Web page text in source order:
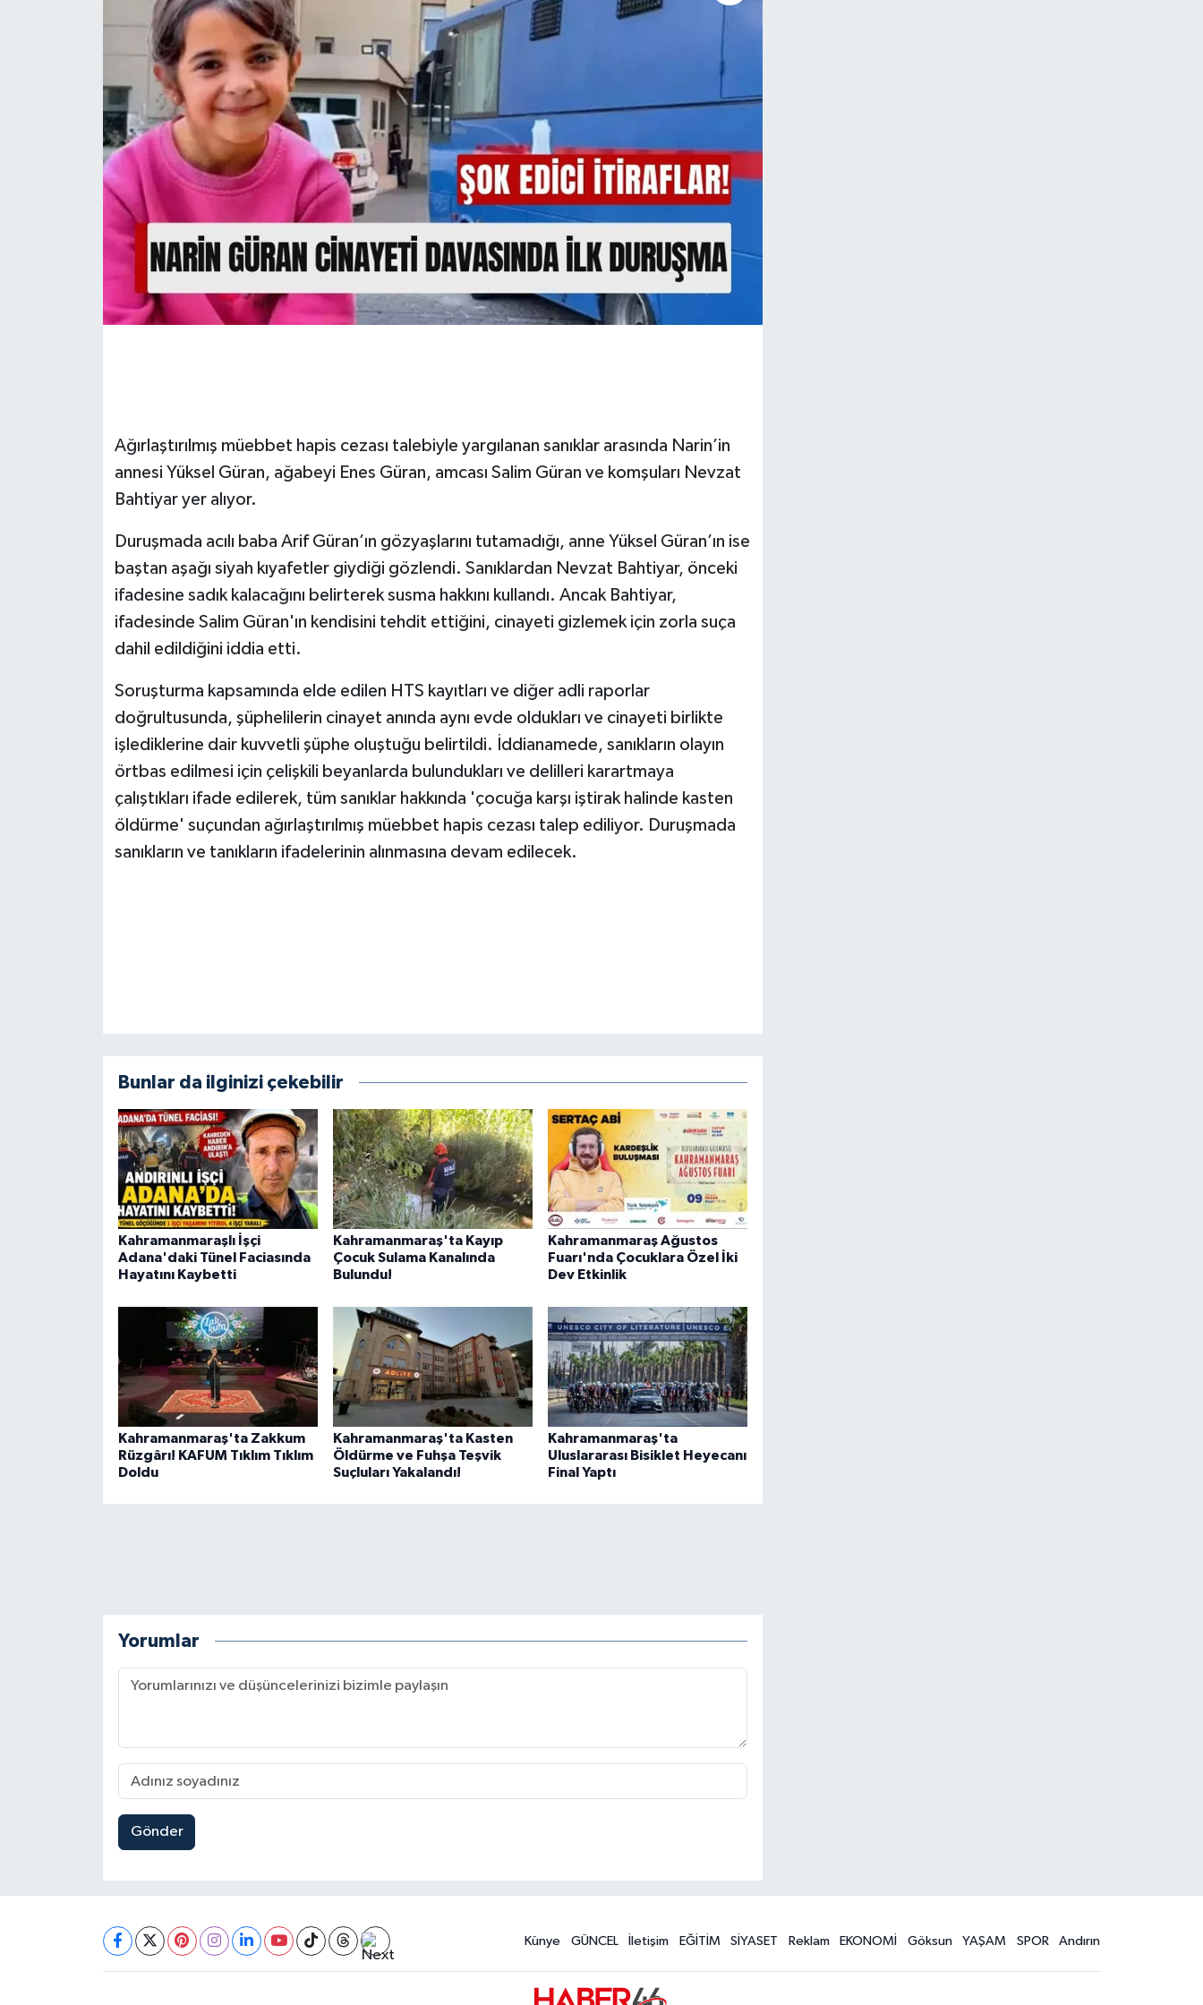
Ağırlaştırılmış müebbet hapis cezası talebiyle yargılanan sanıklar arasında Narin’in
annesi Yüksel Güran, ağabeyi Enes Güran, amcası Salim Güran ve komşuları Nevzat
Bahtiyar yer alıyor.
Duruşmada acılı baba Arif Güran’ın gözyaşlarını tutamadığı, anne Yüksel Güran’ın ise
baştan aşağı siyah kıyafetler giydiği gözlendi. Sanıklardan Nevzat Bahtiyar, önceki
ifadesine sadık kalacağını belirterek susma hakkını kullandı. Ancak Bahtiyar,
ifadesinde Salim Güran'ın kendisini tehdit ettiğini, cinayeti gizlemek için zorla suça
dahil edildiğini iddia etti.
Soruşturma kapsamında elde edilen HTS kayıtları ve diğer adli raporlar
doğrultusunda, şüphelilerin cinayet anında aynı evde oldukları ve cinayeti birlikte
işlediklerine dair kuvvetli şüphe oluştuğu belirtildi. İddianamede, sanıkların olayın
örtbas edilmesi için çelişkili beyanlarda bulundukları ve delilleri karartmaya
çalıştıkları ifade edilerek, tüm sanıklar hakkında 'çocuğa karşı iştirak halinde kasten
öldürme' suçundan ağırlaştırılmış müebbet hapis cezası talep ediliyor. Duruşmada
sanıkların ve tanıkların ifadelerinin alınmasına devam edilecek.
Bunlar da ilginizi çekebilir
Kahramanmaraşlı İşçi
Adana'daki Tünel Faciasında
Hayatını Kaybetti
Kahramanmaraş'ta Kayıp
Çocuk Sulama Kanalında
Bulundu!
Kahramanmaraş Ağustos
Fuarı'nda Çocuklara Özel İki
Dev Etkinlik
Kahramanmaraş'ta Zakkum
Rüzgârı! KAFUM Tıklım Tıklım
Doldu
Kahramanmaraş'ta Kasten
Öldürme ve Fuhşa Teşvik
Suçluları Yakalandı!
Kahramanmaraş'ta
Uluslararası Bisiklet Heyecanı
Final Yaptı
Yorumlar
Gönder
Künye GÜNCEL İletişim EĞİTİM SİYASET Reklam EKONOMİ Göksun YAŞAM SPOR Andırın
İLÇE HABERLERİ
KÜLTÜR-SANAT
ROPORTAJ
KADIN-AİLE
SEÇİM 2011
BİLİMNET
SİVİL TOPLUM
KİM KİMDİR
ÇEK GÖNDER
HEDEF2020
BÖLGEDEN
BİLİM TEKNOLOJİ
SEÇİM 2015
BİLİM VE TEKNOLOJİ
YARIŞMALAR